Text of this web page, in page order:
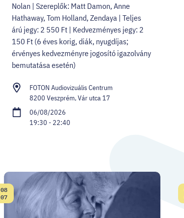
Nolan | Szereplők: Matt Damon, Anne
Hathaway, Tom Holland, Zendaya | Teljes
árú jegy: 2 550 Ft | Kedvezményes jegy: 2
150 Ft (6 éves korig, diák, nyugdíjas;
érvényes kedvezményre jogosító igazolvány
bemutatása esetén)
FOTON Audiovizuális Centrum
8200 Veszprém, Vár utca 17
06/08/2026
19:30 - 22:40
Date:
08
07